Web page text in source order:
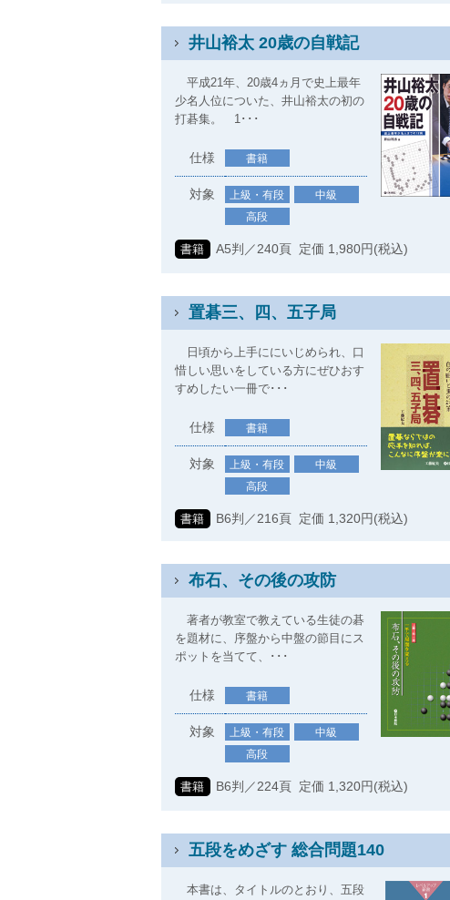
井山裕太 20歳の自戦記
平成21年、20歳4ヵ月で史上最年
少名人位についた、井山裕太の初の
打碁集。 1･･･
仕様 書籍
対象 上級・有段
中級
高段
書籍 A5判／240頁 定価 1,980円(税込)
置碁三、四、五子局
日頃から上手ににいじめられ、口
惜しい思いをしている方にぜひおす
すめしたい一冊で･･･
仕様 書籍
対象 上級・有段
中級
高段
書籍 B6判／216頁 定価 1,320円(税込)
布石、その後の攻防
著者が教室で教えている生徒の碁
を題材に、序盤から中盤の節目にス
ポットを当てて、･･･
仕様 書籍
対象 上級・有段
中級
高段
書籍 B6判／224頁 定価 1,320円(税込)
五段をめざす 総合問題140
本書は、タイトルのとおり、五段